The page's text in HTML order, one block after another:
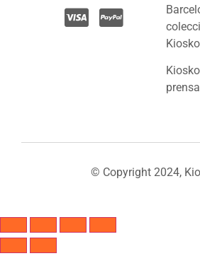
© Copyright 2024,